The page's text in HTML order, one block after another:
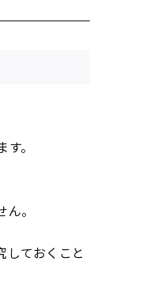
。
。
しておくこと